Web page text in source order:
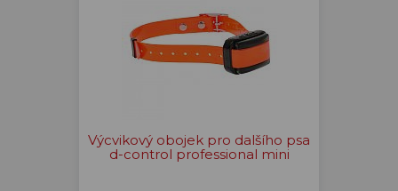
Výcvikový obojek pro dalšího psa
d-control professional mini